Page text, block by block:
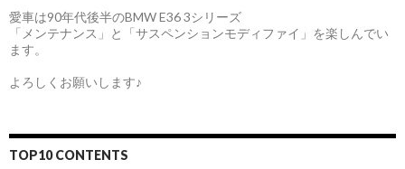
愛車は90年代後半のBMW E36 3シリーズ
「メンテナンス」と「サスペンションモディファイ」を楽しんでい
ます。
よろしくお願いします♪
TOP10 CONTENTS